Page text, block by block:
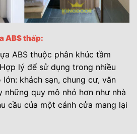
ABS thấp:
ABS thuộc phân khúc tầm
lý để sử dụng trong nhiều
khách sạn, chung cư, văn
những quy mô nhỏ hơn như nhà
cầu của một cánh cửa mang lại